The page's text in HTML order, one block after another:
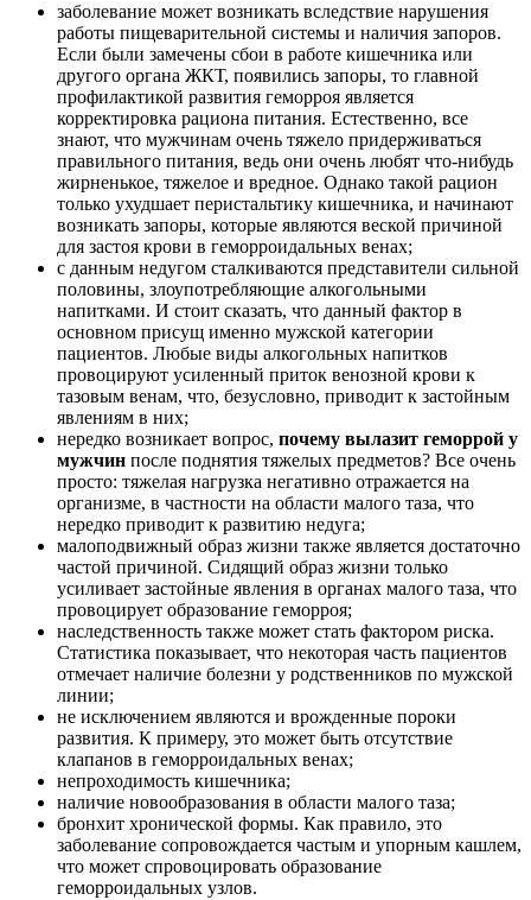
заболевание может возникать вследствие нарушения
работы пищеварительной системы и наличия запоров.
Если были замечены сбои в работе кишечника или
другого органа ЖКТ, появились запоры, то главной
профилактикой развития геморроя является
корректировка рациона питания. Естественно, все
знают, что мужчинам очень тяжело придерживаться
правильного питания, ведь они очень любят что-нибудь
жирненькое, тяжелое и вредное. Однако такой рацион
только ухудшает перистальтику кишечника, и начинают
возникать запоры, которые являются веской причиной
для застоя крови в геморроидальных венах;
с данным недугом сталкиваются представители сильной
половины, злоупотребляющие алкогольными
напитками. И стоит сказать, что данный фактор в
основном присущ именно мужской категории
пациентов. Любые виды алкогольных напитков
провоцируют усиленный приток венозной крови к
тазовым венам, что, безусловно, приводит к застойным
явлениям в них;
нередко возникает вопрос, почему вылазит геморрой у
мужчин после поднятия тяжелых предметов? Все очень
просто: тяжелая нагрузка негативно отражается на
организме, в частности на области малого таза, что
нередко приводит к развитию недуга;
малоподвижный образ жизни также является достаточно
частой причиной. Сидящий образ жизни только
усиливает застойные явления в органах малого таза, что
провоцирует образование геморроя;
наследственность также может стать фактором риска.
Статистика показывает, что некоторая часть пациентов
отмечает наличие болезни у родственников по мужской
линии;
не исключением являются и врожденные пороки
развития. К примеру, это может быть отсутствие
клапанов в геморроидальных венах;
непроходимость кишечника;
наличие новообразования в области малого таза;
бронхит хронической формы. Как правило, это
заболевание сопровождается частым и упорным кашлем,
что может спровоцировать образование
геморроидальных узлов.